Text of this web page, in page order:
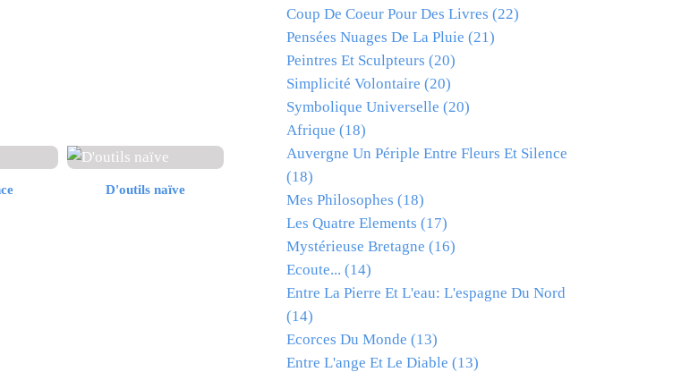
D'outils naïve
Coup De Coeur Pour Des Livres (22)
Pensées Nuages De La Pluie (21)
Peintres Et Sculpteurs (20)
Simplicité Volontaire (20)
Symbolique Universelle (20)
Afrique (18)
Auvergne Un Périple Entre Fleurs Et Silence
(18)
Mes Philosophes (18)
Les Quatre Elements (17)
Mystérieuse Bretagne (16)
Ecoute... (14)
Entre La Pierre Et L'eau: L'espagne Du Nord
(14)
Ecorces Du Monde (13)
Entre L'ange Et Le Diable (13)